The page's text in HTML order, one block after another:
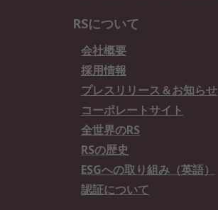
RSについて
会社概要
採用情報
プレスリリース＆お知らせ
コーポレートサイト
全世界のRS
RSの歴史
ESGへの取り組み（英語）
認証について